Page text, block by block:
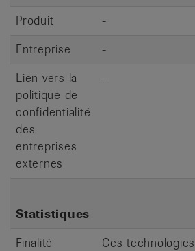
Produit
-
Entreprise
-
Lien vers la
politique de
confidentialité
des
entreprises
externes
-
Statistiques
Finalité
Ces